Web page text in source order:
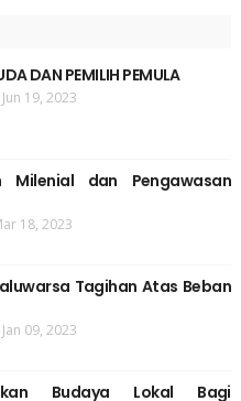
DAN PEMILIH PEMULA
Jun 19, 2023
Milenial dan Pengawasan
18, 2023
Tagihan Atas Beban
Jan 09, 2023
Budaya Lokal Bagi